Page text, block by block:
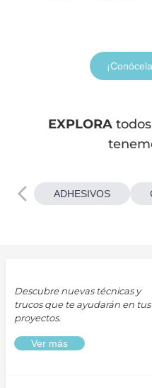
EXPLORA
ADHESIVOS
Descubre nuevas técnicas y
trucos que te ayudarán en tus
proyectos.
Ver más